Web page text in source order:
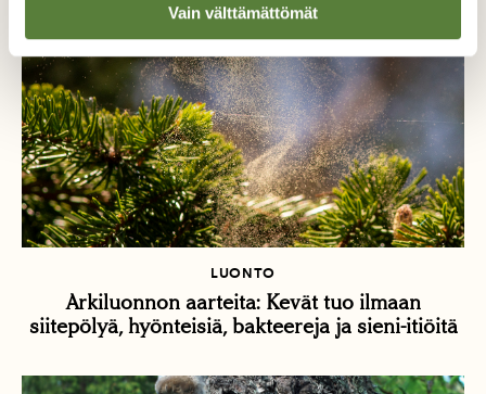
Vain välttämättömät
LUONTO
Arkiluonnon aarteita: Kevät tuo ilmaan
siitepölyä, hyönteisiä, bakteereja ja sieni-itiöitä